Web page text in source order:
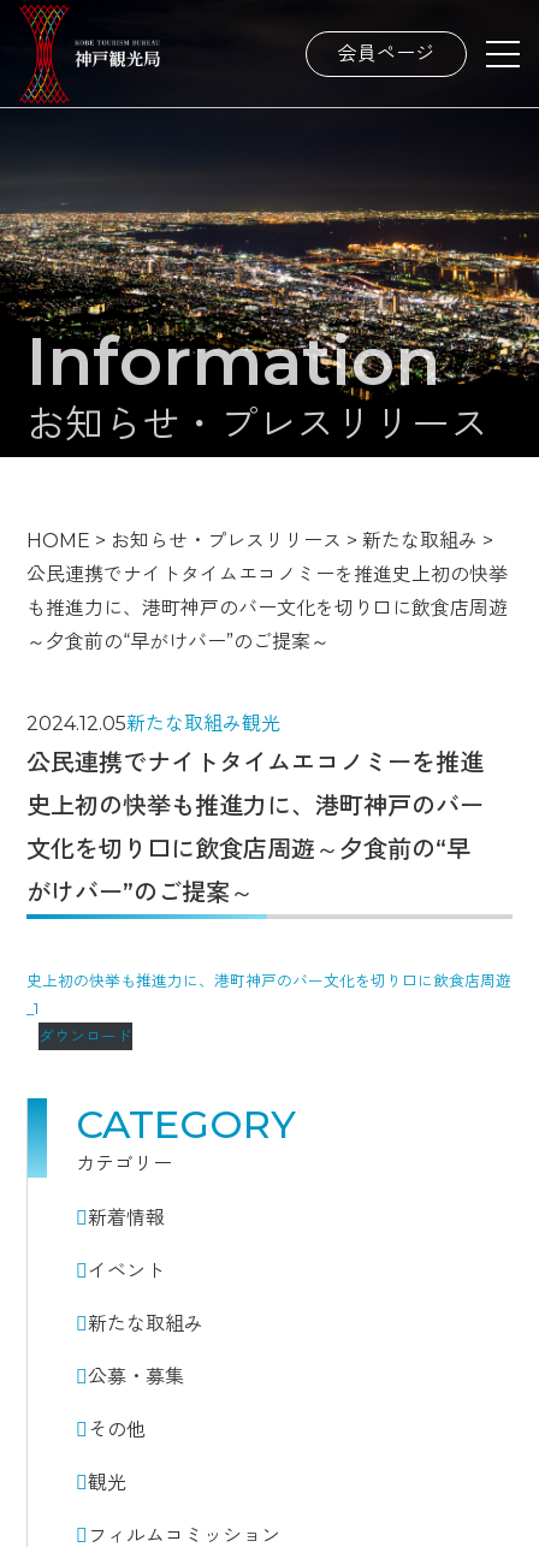
会員ページ
Information
お知らせ・プレスリリース
HOME > お知らせ・プレスリリース >新たな取組み >
公民連携でナイトタイムエコノミーを推進史上初の快挙
も推進力に、港町神戸のバー文化を切り口に飲食店周遊
～夕食前の“早がけバー”のご提案～
2024.12.05新たな取組み観光
公民連携でナイトタイムエコノミーを推進
史上初の快挙も推進力に、港町神戸のバー
文化を切り口に飲食店周遊～夕食前の“早
がけバー”のご提案～
史上初の快挙も推進力に、港町神戸のバー文化を切り口に飲食店周遊
_1
ダウンロード
CATEGORY
カテゴリー
新着情報
イベント
新たな取組み
公募・募集
その他
観光
フィルムコミッション